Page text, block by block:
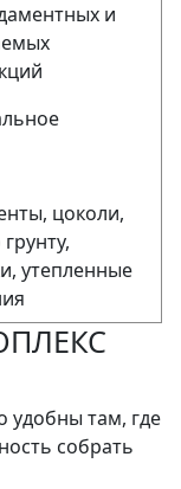
и
цоколи,
утепленные
удобны там, где
собрать